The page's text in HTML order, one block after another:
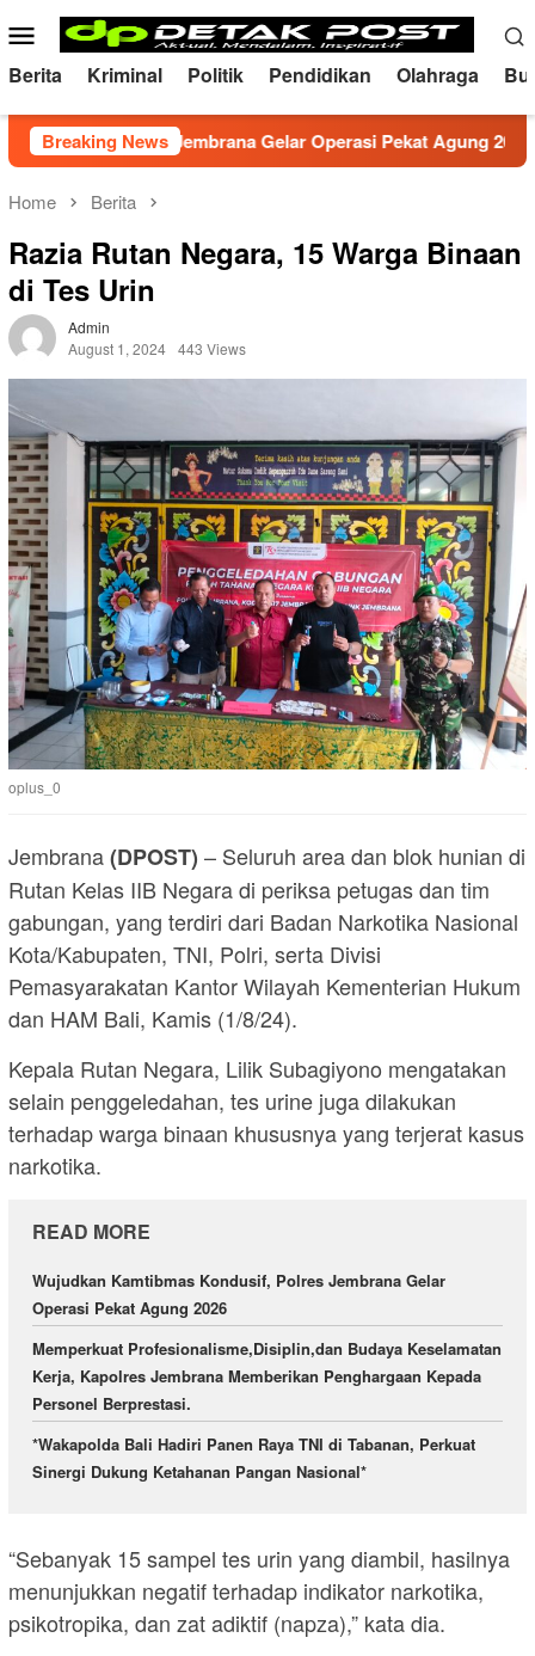
to
content
Mobile
Menu
Berita Kriminal Politik Pendidikan Olahraga
Breaking News
Polres Jembrana Gelar Operasi Pekat Agung 2026
Home Berita
Razia Rutan Negara, 15 Warga Binaan
di Tes Urin
Admin
August 1, 2024 443 Views
oplus_0
Jembrana(DPOST) – Seluruh area dan blok hunian di
Rutan Kelas IIB Negara di periksa petugas dan tim
gabungan, yang terdiri dari Badan Narkotika Nasional
Kota/Kabupaten, TNI, Polri, serta Divisi
Pemasyarakatan Kantor Wilayah Kementerian Hukum
dan HAM Bali, Kamis (1/8/24).
Kepala Rutan Negara, Lilik Subagiyono mengatakan
selain penggeledahan, tes urine juga dilakukan
terhadap warga binaan khususnya yang terjerat kasus
narkotika.
READ MORE
Wujudkan Kamtibmas Kondusif, Polres Jembrana Gelar
Operasi Pekat Agung 2026
Memperkuat Profesionalisme,Disiplin,dan Budaya Keselamatan
Kerja, Kapolres Jembrana Memberikan Penghargaan Kepada
Personel Berprestasi.
*Wakapolda Bali Hadiri Panen Raya TNI di Tabanan, Perkuat
Sinergi Dukung Ketahanan Pangan Nasional*
“Sebanyak 15 sampel tes urin yang diambil, hasilnya
menunjukkan negatif terhadap indikator narkotika,
psikotropika, dan zat adiktif (napza),” kata dia.